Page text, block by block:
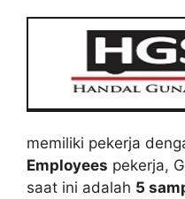
memiliki pekerja
Employees pekerja,
saat ini adalah 5